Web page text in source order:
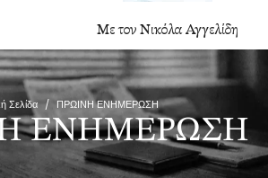
Με τον Νικόλα Αγγελίδη
Σελίδα / ΠΡΩΙΝΗ ΕΝΗΜΕΡΩΣΗ
ΕΝΗΜΕΡΩΣΗ